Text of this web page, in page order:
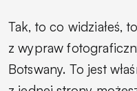
Tak, to co widziałeś,
z wypraw
Botswany. To jest